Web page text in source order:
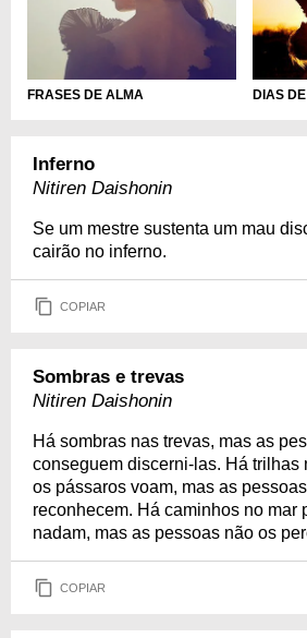
FRASES DE ALMA DIAS
Inferno
Nitiren Daishonin
Se um mestre sustenta um mau
cairão no inferno.
COPIAR
Sombras e trevas
Nitiren Daishonin
Há sombras nas trevas, mas as
conseguem discerni-las. Há trilhas
os pássaros voam, mas as
reconhecem. Há caminhos no mar
nadam, mas as pessoas não os
COPIAR